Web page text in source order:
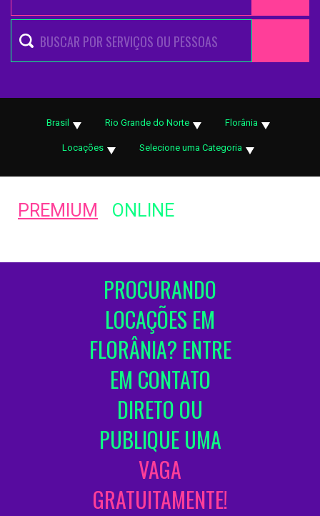
Brasil Rio Grande do Norte Florânia
Locações Selecione uma Categoria
PREMIUM ONLINE
PROCURANDO
LOCAÇÕES EM
FLORÂNIA? ENTRE
EM CONTATO
DIRETO OU
PUBLIQUE UMA
VAGA
GRATUITAMENTE!